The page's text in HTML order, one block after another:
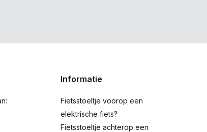
Informatie
Fietsstoeltje voorop een
elektrische fiets?
Fietsstoeltje achterop een